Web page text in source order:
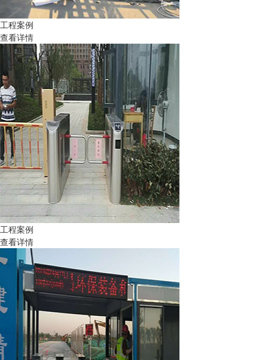
工程案例
查看详情
工程案例
查看详情